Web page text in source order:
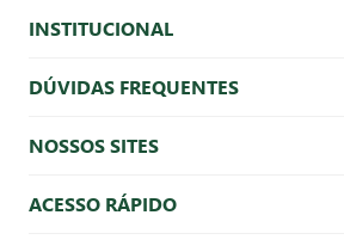
INSTITUCIONAL
DÚVIDAS FREQUENTES
NOSSOS SITES
ACESSO RÁPIDO